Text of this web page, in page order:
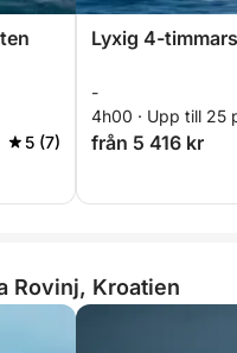
5 (7)
Lyxig 4-
-
4h00 · Upp till 25
från 5 416 kr
Rovinj, Kroatien